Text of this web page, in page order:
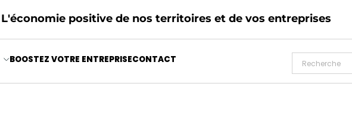
L'économie positive de nos territoires et de vos entreprises
BOOSTEZ VOTRE ENTREPRISECONTACT